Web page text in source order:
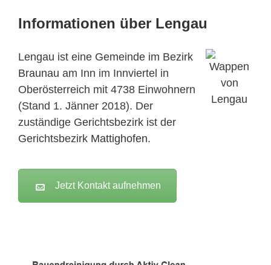
Informationen über Lengau
Lengau ist eine Gemeinde im Bezirk
Braunau am Inn im Innviertel in
Oberösterreich mit 4738 Einwohnern
(Stand 1. Jänner 2018). Der
zuständige Gerichtsbezirk ist der
Gerichtsbezirk Mattighofen.
Jetzt Kontakt aufnehmen